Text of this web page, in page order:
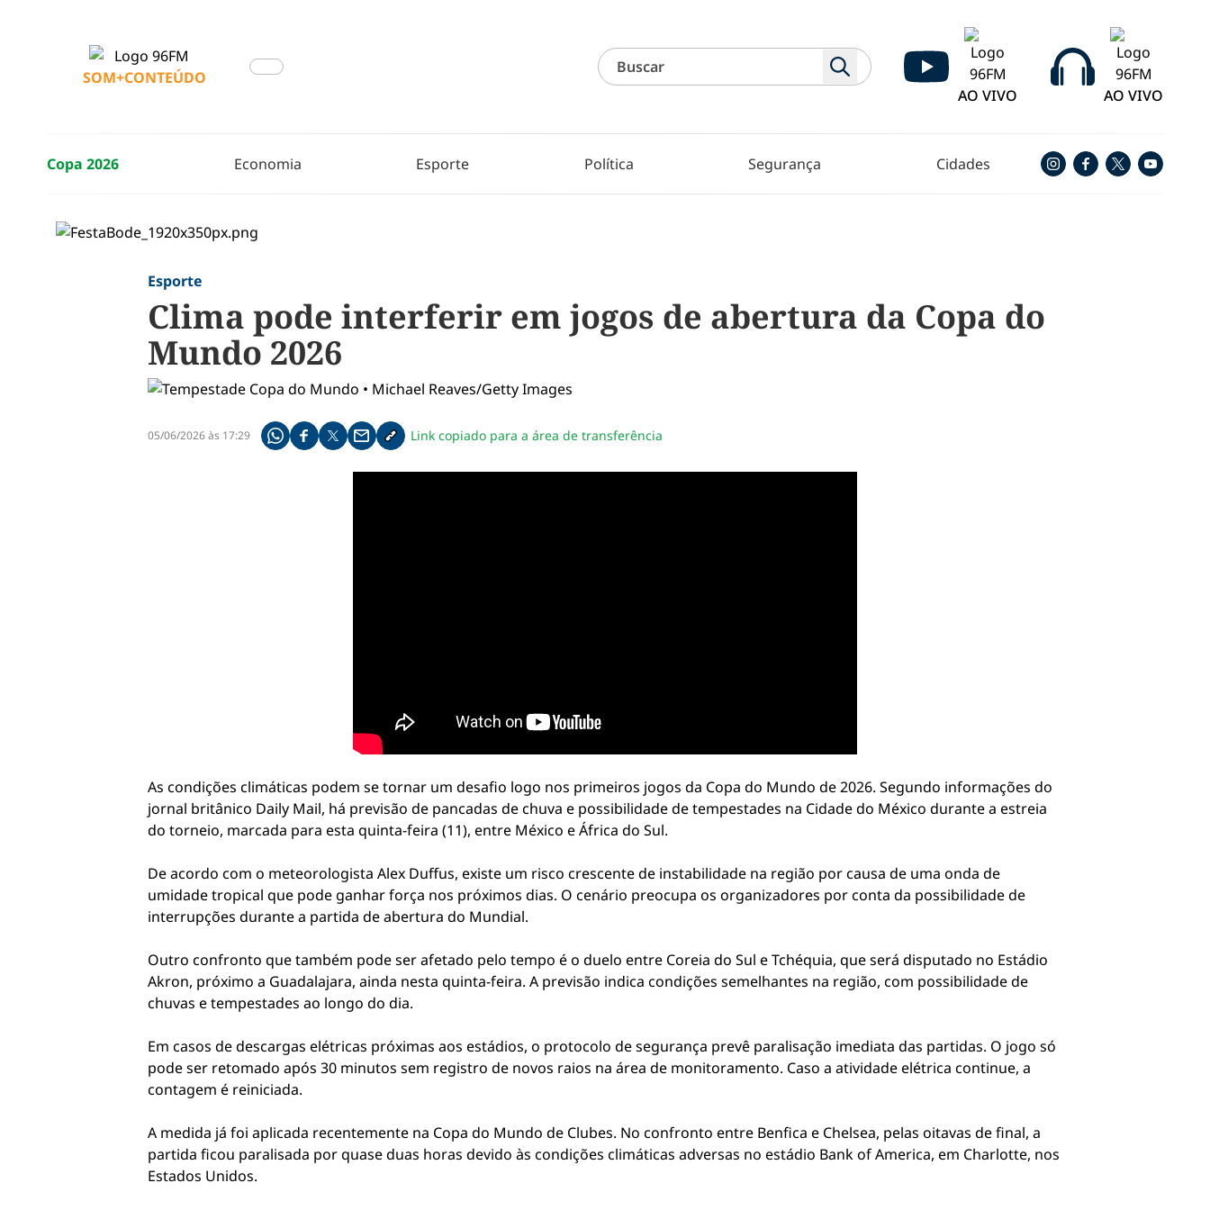
SOM+CONTEÚDO
AO VIVO
AO VIVO
Copa 2026 Economia Esporte Política Segurança Cidades
Esporte
Clima pode interferir em jogos de abertura da Copa do
Mundo 2026
05/06/2026 às 17:29 Compartilhe pelo whatsapp
Compartilhar no facebook
Compartilhar no twitter
Compartilhe pelo email
Copiar link da notícia
Link copiado para a área de transferência
As condições climáticas podem se tornar um desafio logo nos primeiros jogos da Copa do Mundo de 2026. Segundo informações do
jornal britânico Daily Mail, há previsão de pancadas de chuva e possibilidade de tempestades na Cidade do México durante a estreia
do torneio, marcada para esta quinta-feira (11), entre México e África do Sul.
De acordo com o meteorologista Alex Duffus, existe um risco crescente de instabilidade na região por causa de uma onda de
umidade tropical que pode ganhar força nos próximos dias. O cenário preocupa os organizadores por conta da possibilidade de
interrupções durante a partida de abertura do Mundial.
Outro confronto que também pode ser afetado pelo tempo é o duelo entre Coreia do Sul e Tchéquia, que será disputado no Estádio
Akron, próximo a Guadalajara, ainda nesta quinta-feira. A previsão indica condições semelhantes na região, com possibilidade de
chuvas e tempestades ao longo do dia.
Em casos de descargas elétricas próximas aos estádios, o protocolo de segurança prevê paralisação imediata das partidas. O jogo só
pode ser retomado após 30 minutos sem registro de novos raios na área de monitoramento. Caso a atividade elétrica continue, a
contagem é reiniciada.
A medida já foi aplicada recentemente na Copa do Mundo de Clubes. No confronto entre Benfica e Chelsea, pelas oitavas de final, a
partida ficou paralisada por quase duas horas devido às condições climáticas adversas no estádio Bank of America, em Charlotte, nos
Estados Unidos.